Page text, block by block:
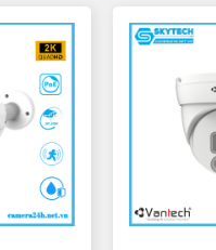
tên
đối